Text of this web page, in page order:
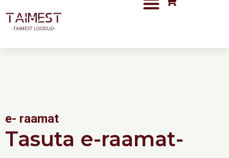
content
e- raamat
Tasuta e-raamat-